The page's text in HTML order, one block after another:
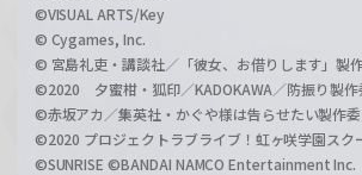
©VISUAL ARTS/Key
© Cygames, Inc.
© 宮島礼吏・講談社／「彼女、お借りします」製
©2020 夕蜜柑・狐印／KADOKAWA／防振り製作
©赤坂アカ／集英社・かぐや様は告らせたい製作
©2020 プロジェクトラブライブ！虹ヶ咲学園スク
©SUNRISE ©BANDAI NAMCO Entertainment Inc.